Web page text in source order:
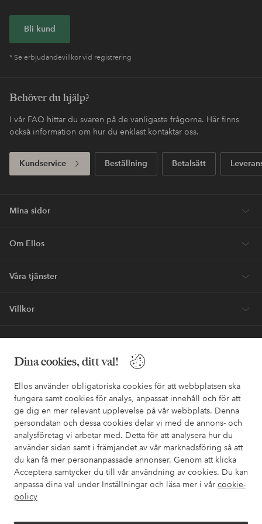
Dina cookies, ditt val!
Ellos använder obligatoriska cookies för att webbplatsen ska
fungera samt cookies för analys, anpassat innehåll och för att
ge dig en mer relevant upplevelse på vår webbplats. Denna
persondatan och dessa cookies delar vi med de annons- och
analysföretag vi arbetar med. Detta för att analysera hur du
använder sidan samt i främjandet av vår marknadsföring så att
du kan få mer personanpassade annonser. Genom att klicka
Acceptera samtycker du till vår användning av cookies. Du kan
anpassa dina val under Inställningar och läsa mer i vår cookie-
policy
Fri frakt
Köp nu, betala sen Betala med elpy. Läs mer i kassan.
Express Få ditt paket redan imorgon*
Första köpet? Vi ger dig 40% på dyraste* varan.
Behöver du hjälp?
I vår FAQ hittar du svaren på de vanligaste frågorna. Här finns
också information om hur du enklast kontaktar oss.
Kundservice Beställning Betalsätt
Mina sidor
Om Ellos